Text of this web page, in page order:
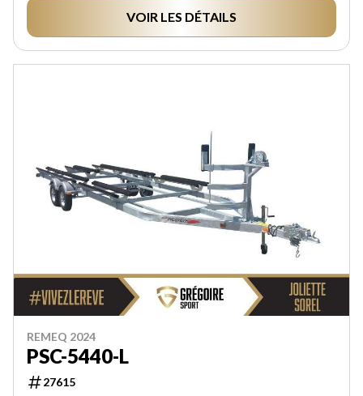
VOIR LES DÉTAILS
REMEQ 2024
PSC-5440-L
27615